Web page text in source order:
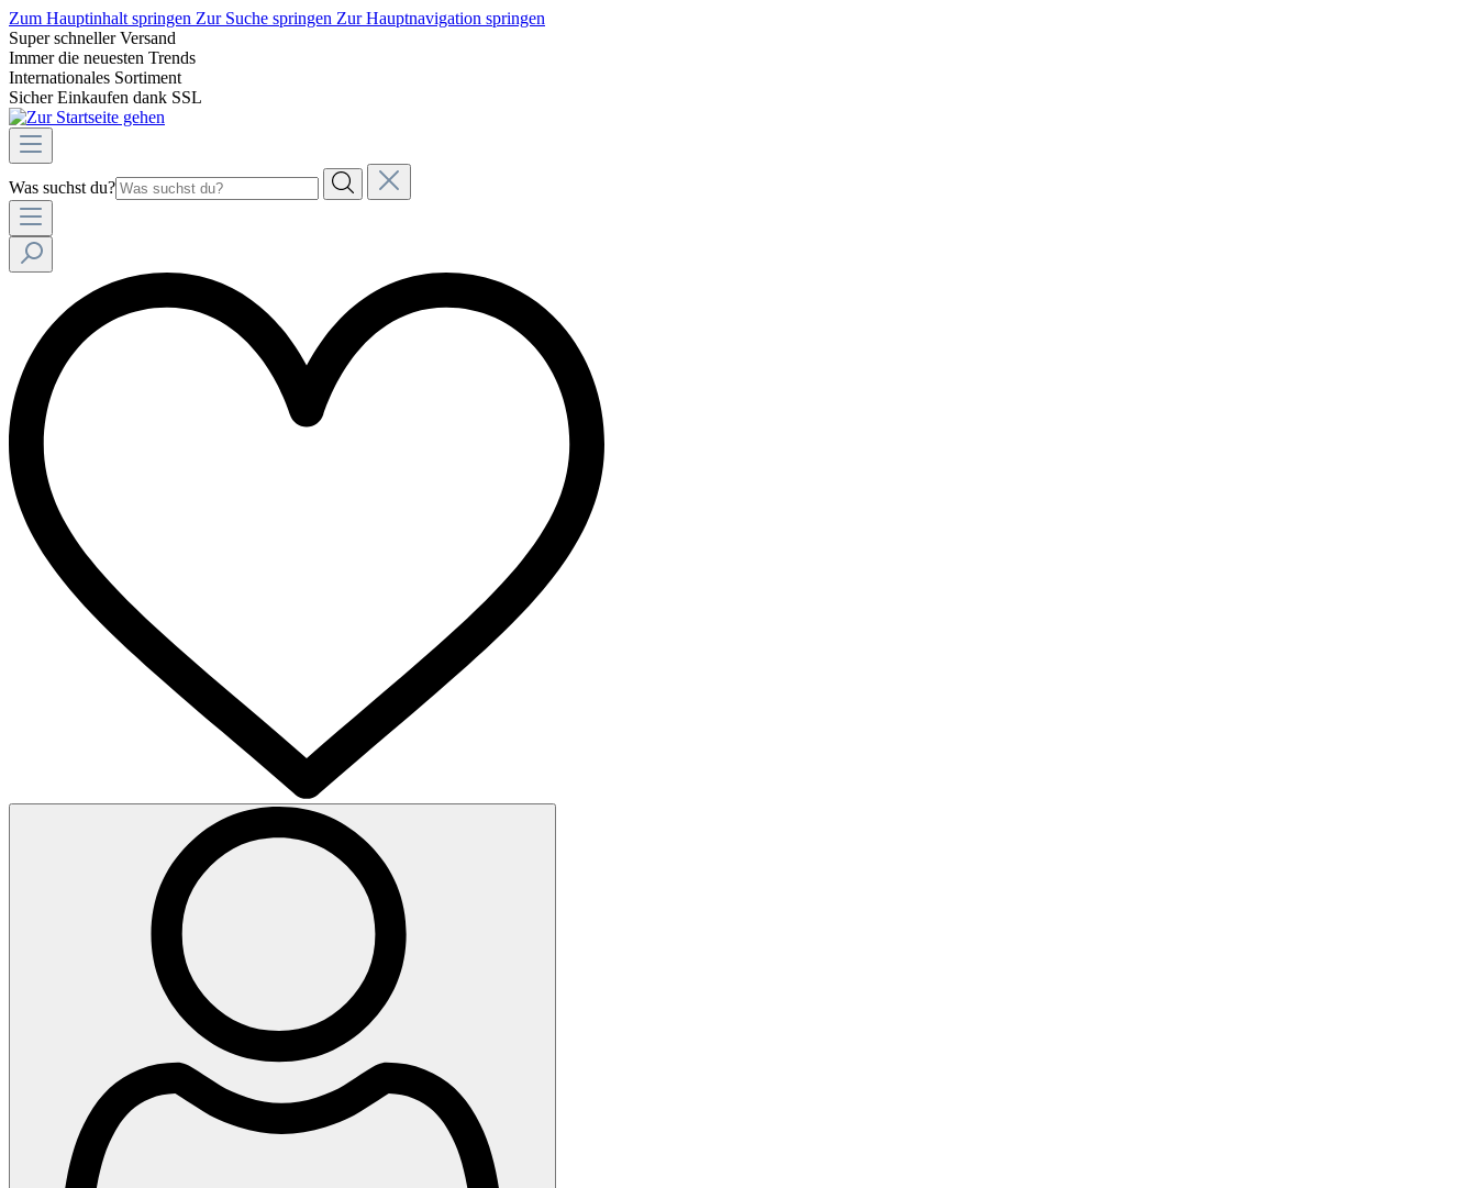
Zum Hauptinhalt springen Zur Suche springen Zur Hauptnavigation springen
Super schneller Versand
Immer die neuesten Trends
Internationales Sortiment
Sicher Einkaufen dank SSL
Was suchst du?